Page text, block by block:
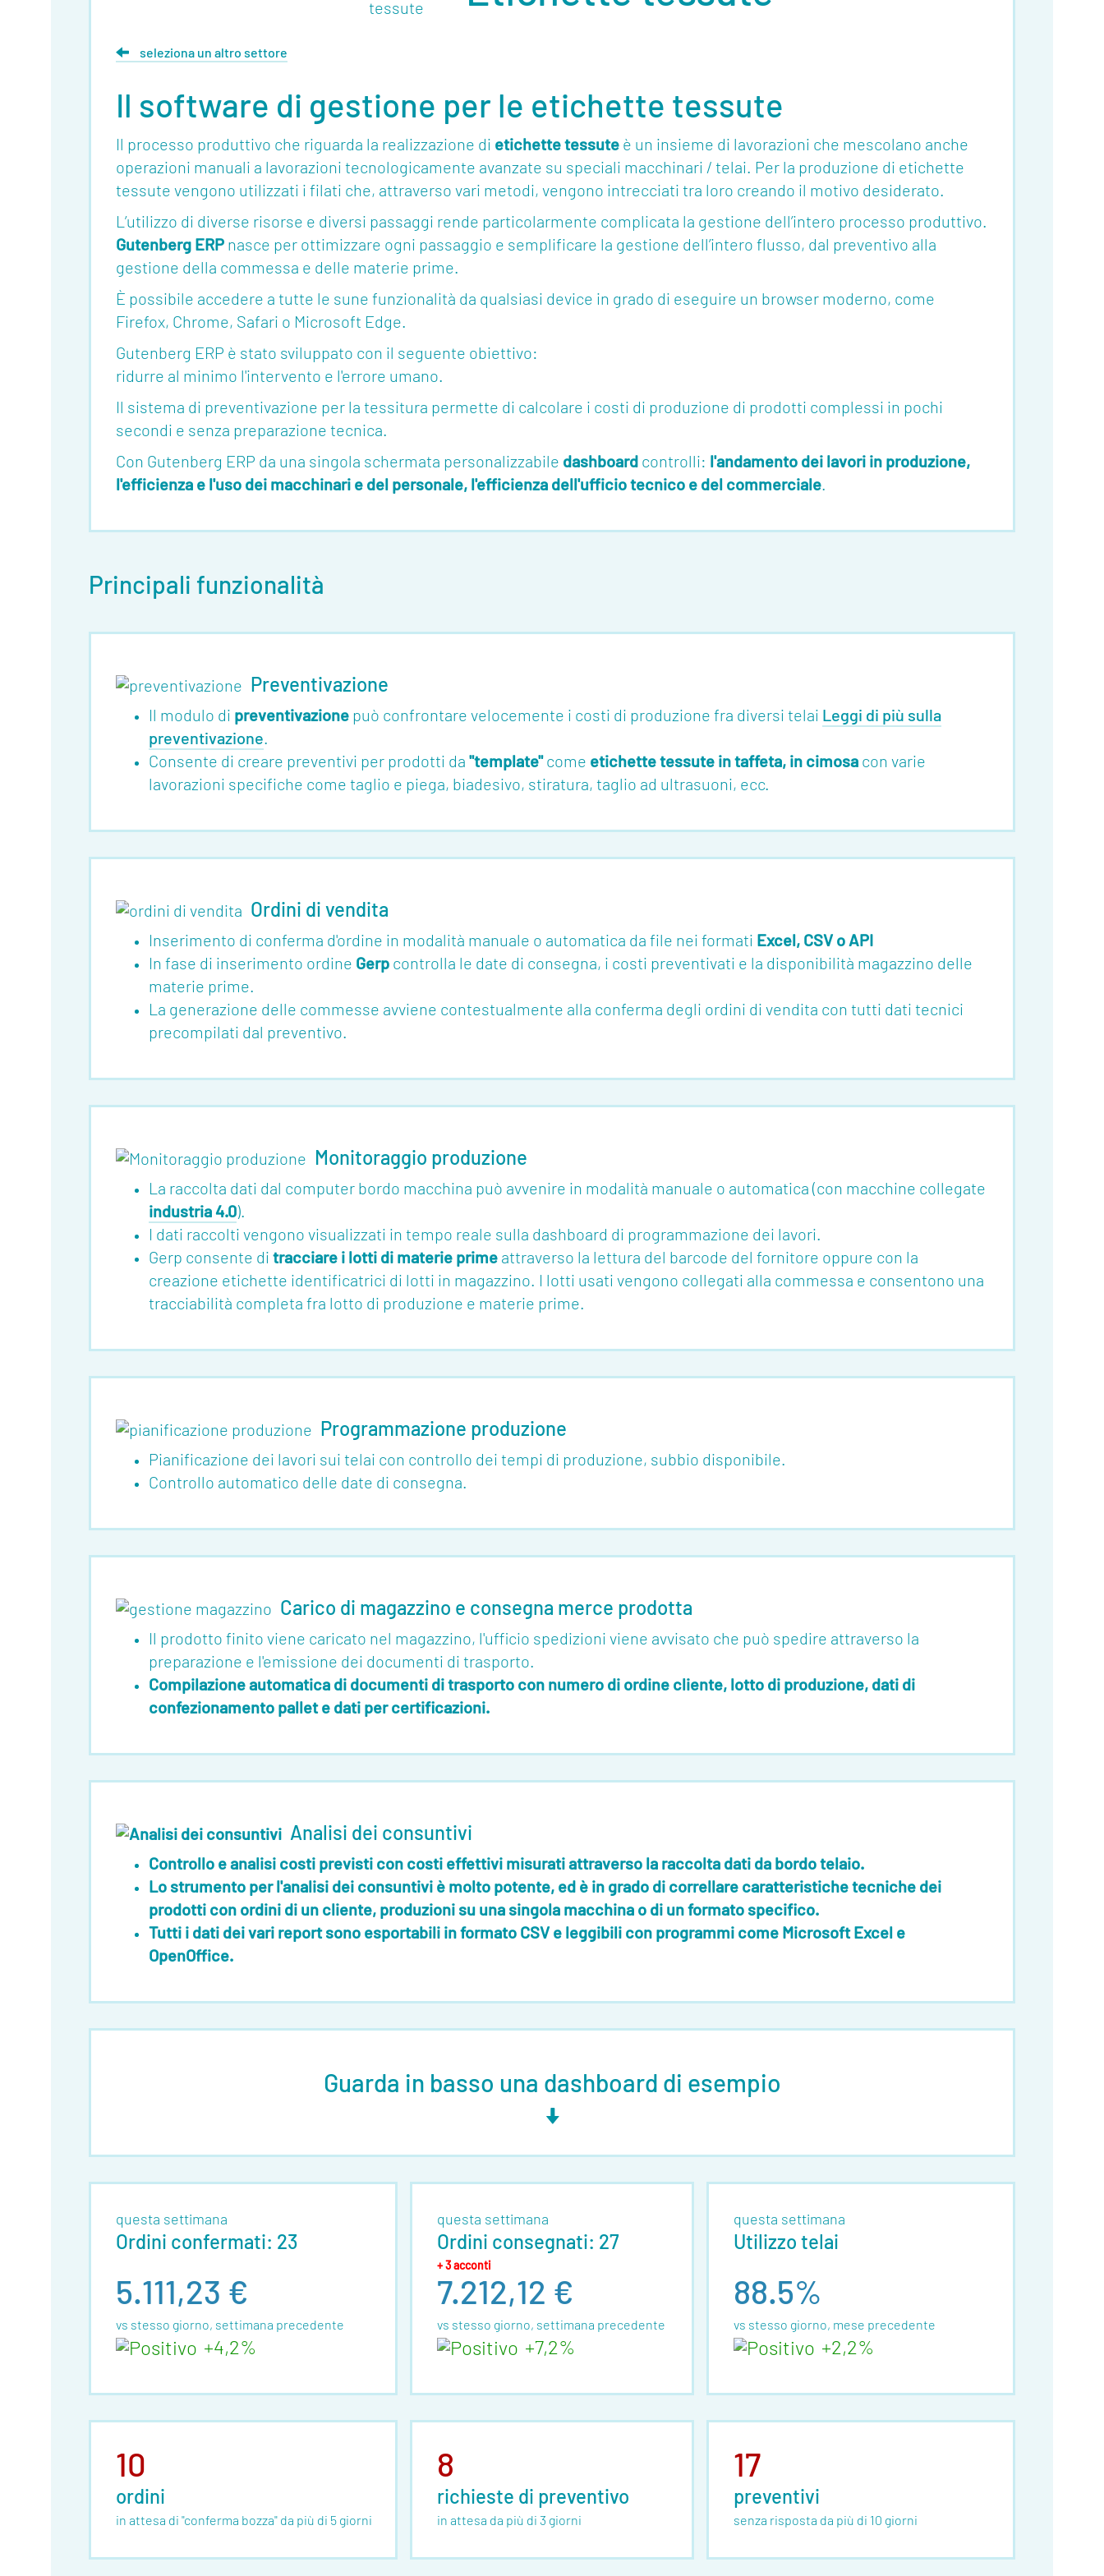
About
Funzionalità
Strumenti
Collegamenti
4.0
Eventi
Glossario
Blog
noi
Mediakit
Contatti
seleziona un altro settore
Il software di gestione per le etichette tessute
Il processo produttivo che riguarda la realizzazione di etichette tessute è un insieme di lavorazioni che mescolano anche
operazioni manuali a lavorazioni tecnologicamente avanzate su speciali macchinari / telai. Per la produzione di etichette
tessute vengono utilizzati i filati che, attraverso vari metodi, vengono intrecciati tra loro creando il motivo desiderato.
L’utilizzo di diverse risorse e diversi passaggi rende particolarmente complicata la gestione dell’intero processo produttivo.
Gutenberg ERP nasce per ottimizzare ogni passaggio e semplificare la gestione dell’intero flusso, dal preventivo alla
gestione della commessa e delle materie prime.
È possibile accedere a tutte le sune funzionalità da qualsiasi device in grado di eseguire un browser moderno, come
Firefox, Chrome, Safari o Microsoft Edge.
Gutenberg ERP è stato sviluppato con il seguente obiettivo:
ridurre al minimo l'intervento e l'errore umano.
Il sistema di preventivazione per la tessitura permette di calcolare i costi di produzione di prodotti complessi in pochi
secondi e senza preparazione tecnica.
Con Gutenberg ERP da una singola schermata personalizzabile dashboard controlli: l'andamento dei lavori in produzione,
l'efficienza e l'uso dei macchinari e del personale, l'efficienza dell'ufficio tecnico e del commerciale.
Principali funzionalità
Preventivazione
Il modulo di preventivazione può confrontare velocemente i costi di produzione fra diversi telai Leggi di più sulla
preventivazione.
Consente di creare preventivi per prodotti da "template"come etichette tessute in taffeta, in cimosa con varie
lavorazioni specifiche come taglio e piega, biadesivo, stiratura, taglio ad ultrasuoni, ecc.
Ordini di vendita
Inserimento di conferma d'ordine in modalità manuale o automatica da file nei formati Excel, CSV o API
In fase di inserimento ordine Gerp controlla le date di consegna, i costi preventivati e la disponibilità magazzino delle
materie prime.
La generazione delle commesse avviene contestualmente alla conferma degli ordini di vendita con tutti dati tecnici
precompilati dal preventivo.
Monitoraggio produzione
La raccolta dati dal computer bordo macchina può avvenire in modalità manuale o automatica (con macchine collegate
industria 4.0).
I dati raccolti vengono visualizzati in tempo reale sulla dashboard di programmazione dei lavori.
Gerp consente di tracciare i lotti di materie prime attraverso la lettura del barcode del fornitore oppure con la
creazione etichette identificatrici di lotti in magazzino. I lotti usati vengono collegati alla commessa e consentono una
tracciabilità completa fra lotto di produzione e materie prime.
Programmazione produzione
Pianificazione dei lavori sui telai con controllo dei tempi di produzione, subbio disponibile.
Controllo automatico delle date di consegna.
Carico di magazzino e consegna merce prodotta
Il prodotto finito viene caricato nel magazzino, l'ufficio spedizioni viene avvisato che può spedire attraverso la
preparazione e l'emissione dei documenti di trasporto.
Compilazione automatica di documenti di trasporto con numero di ordine cliente, lotto di produzione, dati di
confezionamento pallet e dati per certificazioni.
Analisi dei consuntivi
Controllo e analisi costi previsti con costi effettivi misurati attraverso la raccolta dati da bordo telaio.
Lo strumento per l'analisi dei consuntivi è molto potente, ed è in grado di correllare caratteristiche tecniche dei
prodotti con ordini di un cliente, produzioni su una singola macchina o di un formato specifico.
Tutti i dati dei vari report sono esportabili in formato CSV e leggibili con programmi come Microsoft Excel e
OpenOffice.
Guarda in basso una dashboard di esempio
questa settimana
Ordini confermati: 23
5.111,23 €
vs stesso giorno, settimana precedente
+4,2%
questa settimana
Ordini consegnati: 27
+ 3 acconti
7.212,12 €
vs stesso giorno, settimana precedente
+7,2%
questa settimana
Utilizzo telai
88.5%
vs stesso giorno, mese precedente
+2,2%
10
ordini
in attesa di "conferma bozza" da più di 5 giorni
8
richieste di preventivo
in attesa da più di 3 giorni
17
preventivi
senza risposta da più di 10 giorni